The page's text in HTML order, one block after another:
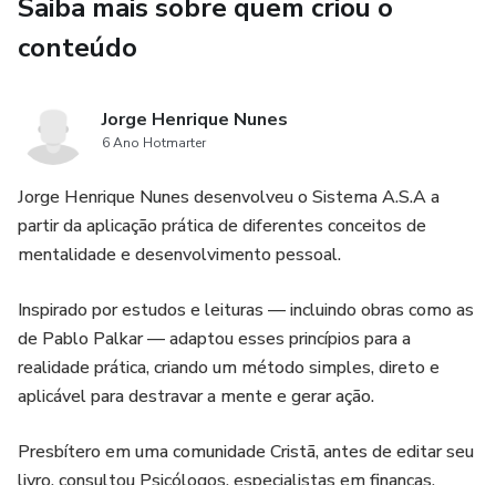
busca motivação em vez de criar sistema
E, sem perceber, continua repetindo os mesmos erros, os
mesmos pensamentos e as mesmas decisões.
Foi exatamente para quebrar esse padrão que este livro foi
criado.
---
O que você vai aprender neste livro
Como pensar com mais clareza e menos confusão
Saiba mais sobre quem criou o
conteúdo
Jorge Henrique Nunes
6 Ano Hotmarter
Jorge Henrique Nunes desenvolveu o Sistema A.S.A a
partir da aplicação prática de diferentes conceitos de
mentalidade e desenvolvimento pessoal.
Inspirado por estudos e leituras — incluindo obras como as
de Pablo Palkar — adaptou esses princípios para a
realidade prática, criando um método simples, direto e
aplicável para destravar a mente e gerar ação.
Presbítero em uma comunidade Cristã, antes de editar seu